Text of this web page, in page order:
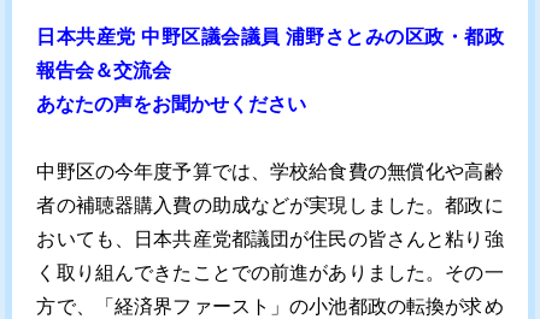
日本共産党 中野区議会議員 浦野さとみの区政・都政
報告会＆交流会
あなたの声をお聞かせください
中野区の今年度予算では、学校給食費の無償化や高齢
者の補聴器購入費の助成などが実現しました。都政に
おいても、日本共産党都議団が住民の皆さんと粘り強
く取り組んできたことでの前進がありました。その一
方で、「経済界ファースト」の小池都政の転換が求め